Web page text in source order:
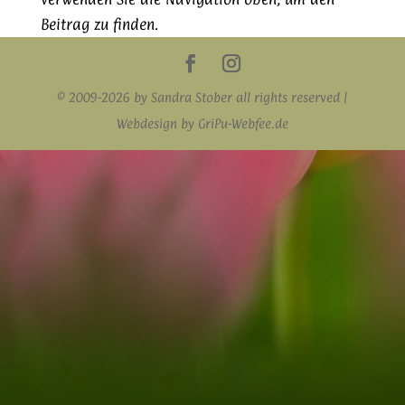
Beitrag zu finden.
© 2009-2026 by Sandra Stober all rights reserved |
Webdesign by GriPu-Webfee.de